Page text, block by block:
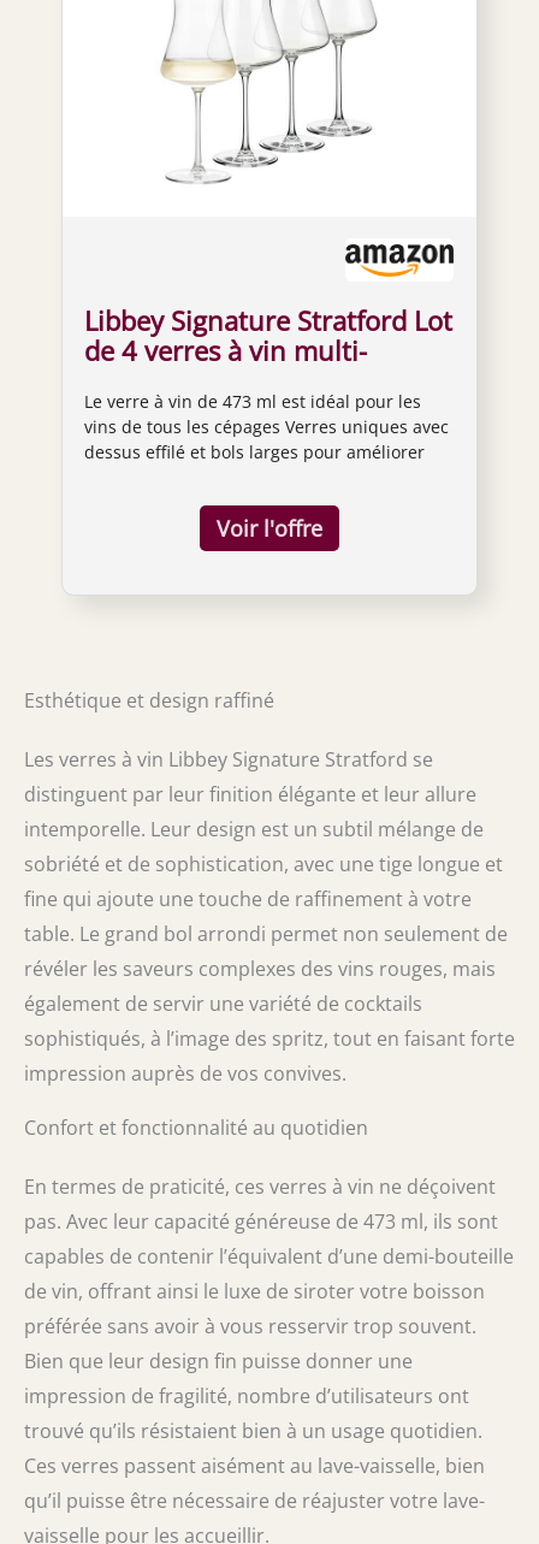
Libbey Signature Stratford Lot
de 4 verres à vin multi-
Le verre à vin de 473 ml est idéal pour les
vins de tous les cépages Verres uniques avec
dessus effilé et bols larges pour améliorer
confortable vous permet de tourbillonner
sans vous soucier des déversements Tige
tirée sans couture et pied plat raffiné pour
Esthétique et design raffiné
Les verres à vin Libbey Signature Stratford se
distinguent par leur finition élégante et leur allure
intemporelle. Leur design est un subtil mélange de
sobriété et de sophistication, avec une tige longue et
fine qui ajoute une touche de raffinement à votre
table. Le grand bol arrondi permet non seulement de
révéler les saveurs complexes des vins rouges, mais
également de servir une variété de cocktails
sophistiqués, à l’image des spritz, tout en faisant forte
impression auprès de vos convives.
Confort et fonctionnalité au quotidien
En termes de praticité, ces verres à vin ne déçoivent
pas. Avec leur capacité généreuse de 473 ml, ils sont
capables de contenir l’équivalent d’une demi-bouteille
de vin, offrant ainsi le luxe de siroter votre boisson
préférée sans avoir à vous resservir trop souvent.
Bien que leur design fin puisse donner une
impression de fragilité, nombre d’utilisateurs ont
trouvé qu’ils résistaient bien à un usage quotidien.
Ces verres passent aisément au lave-vaisselle, bien
qu’il puisse être nécessaire de réajuster votre lave-
vaisselle pour les accueillir.